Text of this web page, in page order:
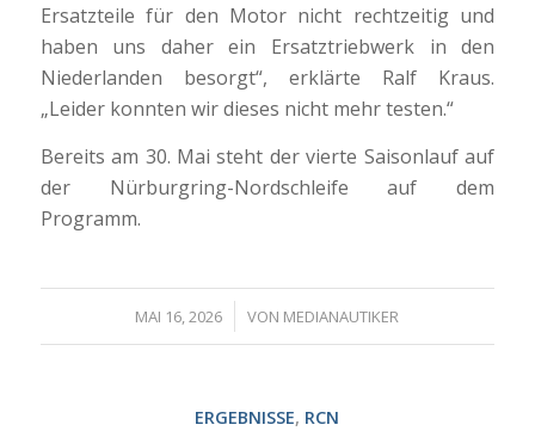
Ersatzteile für den Motor nicht rechtzeitig und
haben uns daher ein Ersatztriebwerk in den
Niederlanden besorgt“, erklärte Ralf Kraus.
„Leider konnten wir dieses nicht mehr testen.“
Bereits am 30. Mai steht der vierte Saisonlauf auf
der Nürburgring-Nordschleife auf dem
Programm.
MAI 16, 2026
/ VON MEDIANAUTIKER
ERGEBNISSE, RCN